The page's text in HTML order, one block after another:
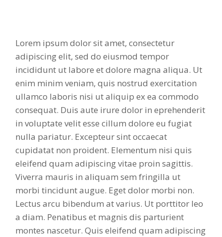
Lorem ipsum dolor sit amet, consectetur
adipiscing elit, sed do eiusmod tempor
incididunt ut labore et dolore magna aliqua. Ut
enim minim veniam, quis nostrud exercitation
ullamco laboris nisi ut aliquip ex ea commodo
consequat. Duis aute irure dolor in eprehenderit
in voluptate velit esse cillum dolore eu fugiat
nulla pariatur. Excepteur sint occaecat
cupidatat non proident. Elementum nisi quis
eleifend quam adipiscing vitae proin sagittis.
Viverra mauris in aliquam sem fringilla ut
morbi tincidunt augue. Eget dolor morbi non.
Lectus arcu bibendum at varius. Ut porttitor leo
a diam. Penatibus et magnis dis parturient
montes nascetur. Quis eleifend quam adipiscing